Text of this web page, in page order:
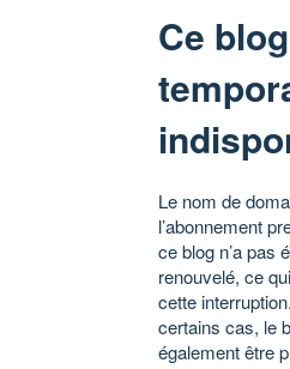
Ce
Le nom de
l’abonnement
ce blog n’a pas
renouvelé, ce
cette
certains cas, le
également être